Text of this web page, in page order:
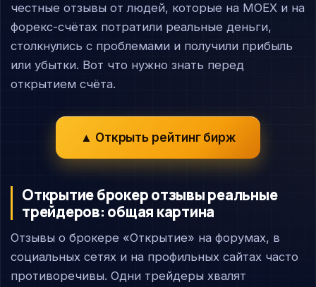
честные отзывы от людей, которые на MOEX и на
форекс-счётах потратили реальные деньги,
столкнулись с проблемами и получили прибыль
или убытки. Вот что нужно знать перед
открытием счёта.
▲ Открыть рейтинг бирж
Открытие брокер отзывы реальные
трейдеров: общая картина
Отзывы о брокере «Открытие» на форумах, в
социальных сетях и на профильных сайтах часто
противоречивы. Одни трейдеры хвалят